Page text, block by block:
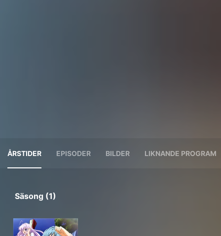
ÅRSTIDER EPISODER BILDER LIKNANDE PROGRAM
Säsong (1)